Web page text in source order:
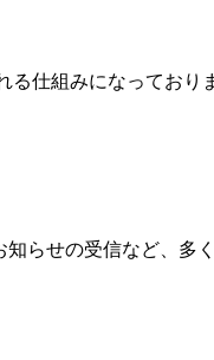
る仕組みになってお
らせの受信など、多